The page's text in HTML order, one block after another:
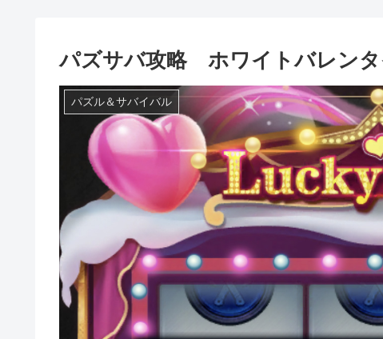
パズサバ攻略 ホワイトバレン
パズル＆サバイバル